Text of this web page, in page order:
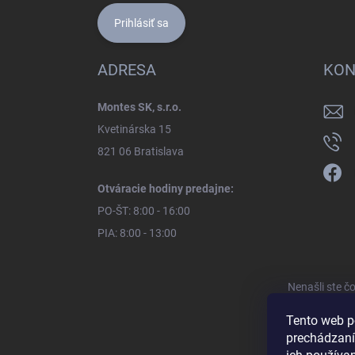
Tento web
Prihlásiť sa
ADRESA
Montes SK, s.r.o.
Kvetinárska 15
821 06 Bratislava
Otváracie hodiny predajne:
PO-ŠT: 8:00 - 16:00
PIA: 8:00 - 13:00
Nenašli ste